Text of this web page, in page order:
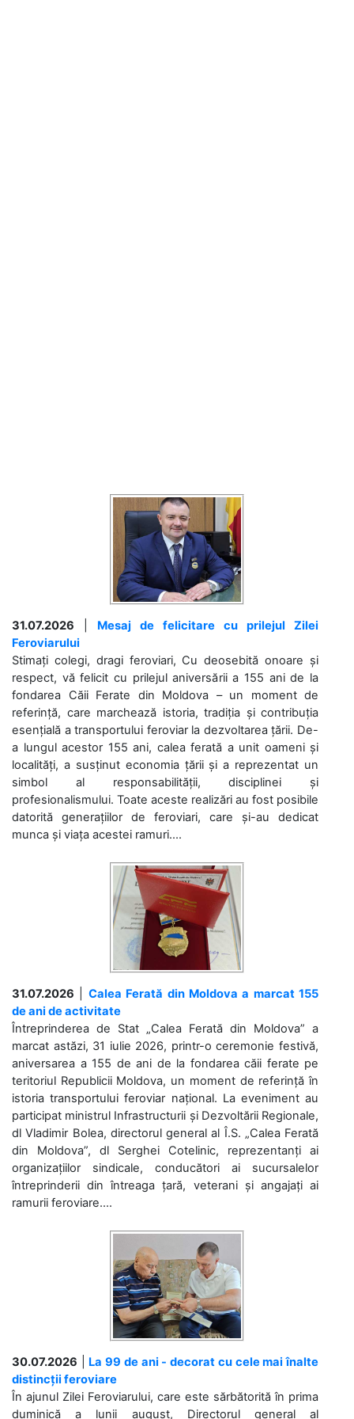
31.07.2026
Mesaj de felicitare cu prilejul Zilei
Feroviarului
Stimați colegi, dragi feroviari, Cu deosebită onoare și
respect, vă felicit cu prilejul aniversării a 155 ani de la
fondarea Căii Ferate din Moldova – un moment de
referință, care marchează istoria, tradiția și contribuția
esențială a transportului feroviar la dezvoltarea țării. De-
a lungul acestor 155 ani, calea ferată a unit oameni și
localități, a susținut economia țării și a reprezentat un
simbol al responsabilității, disciplinei și
profesionalismului. Toate aceste realizări au fost posibile
datorită generațiilor de feroviari, care și-au dedicat
munca și viața acestei ramuri....
31.07.2026
Calea Ferată din Moldova a marcat 155
de ani de activitate
Întreprinderea de Stat „Calea Ferată din Moldova” a
marcat astăzi, 31 iulie 2026, printr-o ceremonie festivă,
aniversarea a 155 de ani de la fondarea căii ferate pe
teritoriul Republicii Moldova, un moment de referință în
istoria transportului feroviar național. La eveniment au
participat ministrul Infrastructurii și Dezvoltării Regionale,
dl Vladimir Bolea, directorul general al Î.S. „Calea Ferată
din Moldova”, dl Serghei Cotelinic, reprezentanți ai
organizațiilor sindicale, conducători ai sucursalelor
întreprinderii din întreaga țară, veterani și angajați ai
ramurii feroviare....
30.07.2026
La 99 de ani - decorat cu cele mai înalte
distincții feroviare
În ajunul Zilei Feroviarului, care este sărbătorită în prima
duminică a lunii august, Directorul general al